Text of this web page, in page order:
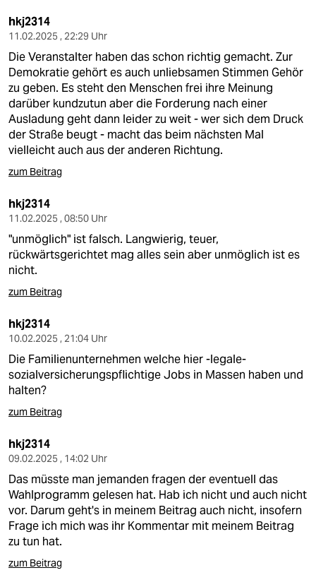
hkj2314
11.02.2025 , 22:29 Uhr
Die Veranstalter haben das schon richtig gemacht. Zur
Demokratie gehört es auch unliebsamen Stimmen Gehör
zu geben. Es steht den Menschen frei ihre Meinung
darüber kundzutun aber die Forderung nach einer
Ausladung geht dann leider zu weit - wer sich dem Druck
der Straße beugt - macht das beim nächsten Mal
vielleicht auch aus der anderen Richtung.
zum Beitrag
hkj2314
11.02.2025 , 08:50 Uhr
"unmöglich" ist falsch. Langwierig, teuer,
rückwärtsgerichtet mag alles sein aber unmöglich ist es
nicht.
zum Beitrag
hkj2314
10.02.2025 , 21:04 Uhr
Die Familienunternehmen welche hier -legale-
sozialversicherungspflichtige Jobs in Massen haben und
halten?
zum Beitrag
hkj2314
09.02.2025 , 14:02 Uhr
Das müsste man jemanden fragen der eventuell das
Wahlprogramm gelesen hat. Hab ich nicht und auch nicht
vor. Darum geht's in meinem Beitrag auch nicht, insofern
Frage ich mich was ihr Kommentar mit meinem Beitrag
zu tun hat.
zum Beitrag